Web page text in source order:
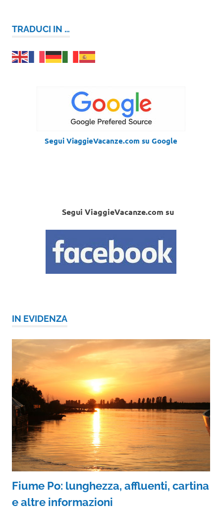
TRADUCI IN …
Segui ViaggieVacanze.com su Google
Segui ViaggieVacanze.com su
IN EVIDENZA
Fiume Po: lunghezza, affluenti, cartina
e altre informazioni